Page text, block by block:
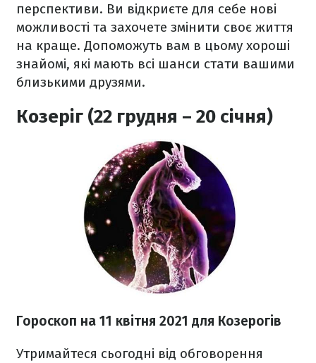
перспективи. Ви відкриєте для себе нові
можливості та захочете змінити своє життя
на краще. Допоможуть вам в цьому хороші
знайомі, які мають всі шанси стати вашими
близькими друзями.
Козеріг (22 грудня – 20 січня)
Гороскоп на 11 квітня 2021 для Козерогів
Утримайтеся сьогодні від обговорення